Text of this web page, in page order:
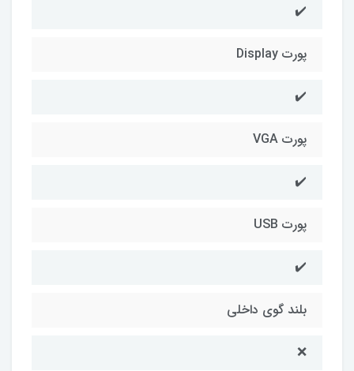
✔️
پورت Display
✔️
پورت VGA
✔️
پورت USB
✔️
بلند گوی داخلی
❌